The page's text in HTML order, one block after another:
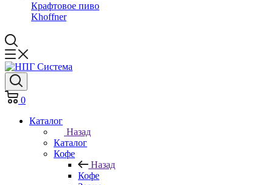
Крафтовое пиво
Khoffner
0
Каталог
Назад
Каталог
Кофе
Назад
Кофе